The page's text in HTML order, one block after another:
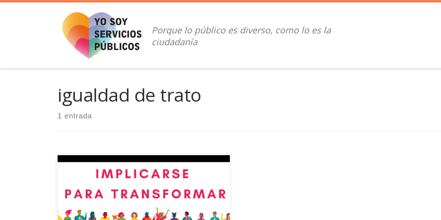
Saltar al contenido
Porque lo público es diverso, como lo es la
ciudadanía
igualdad de trato
1 entrada
Desde los servicios públicos tenemos una
permitan eliminar el racismo en todas formas y en